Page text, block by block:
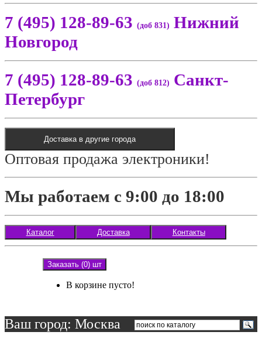
7 (495) 128-89-63 (доб 831) Нижний
Новгород
7 (495) 128-89-63 (доб 812) Санкт-
Петербург
Доставка в другие города
Оптовая продажа электроники!
Мы работаем с 9:00 до 18:00
Каталог Доставка Контакты
Заказать (0) шт
В корзине пусто!
Ваш город: Москва